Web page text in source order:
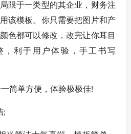
限于一类型的其企业，财务注
该模板。你只需要把图片和产
色都可以修改，改完让你耳目
，利于用户体验，手工书写
简单方便，体验极极佳!
;